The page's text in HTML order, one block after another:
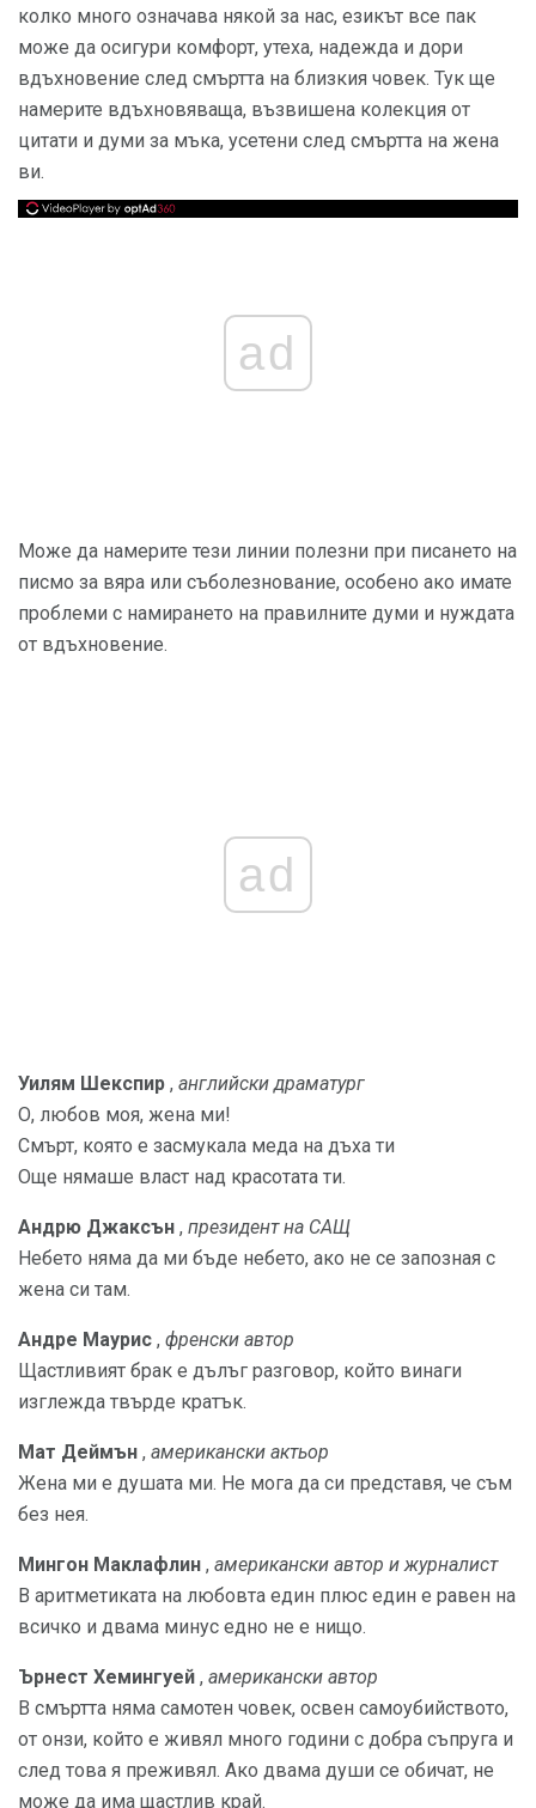
колко много означава някой за нас, езикът все пак
може да осигури комфорт, утеха, надежда и дори
вдъхновение след смъртта на близкия човек. Тук ще
намерите вдъхновяваща, възвишена колекция от
цитати и думи за мъка, усетени след смъртта на жена
ви.
ad
Може да намерите тези линии полезни при писането на
писмо за вяра или съболезнование, особено ако имате
проблеми с намирането на правилните думи и нуждата
от вдъхновение.
ad
Уилям Шекспир , английски драматург
О, любов моя, жена ми!
Смърт, която е засмукала меда на дъха ти
Още нямаше власт над красотата ти.
Андрю Джаксън , президент на САЩ
Небето няма да ми бъде небето, ако не се запозная с
жена си там.
Андре Маурис , френски автор
Щастливият брак е дълъг разговор, който винаги
изглежда твърде кратък.
Мат Деймън , американски актьор
Жена ми е душата ми. Не мога да си представя, че съм
без нея.
Мингон Маклафлин , американски автор и журналист
В аритметиката на любовта един плюс един е равен на
всичко и двама минус едно не е нищо.
Ърнест Хемингуей , американски автор
В смъртта няма самотен човек, освен самоубийството,
от онзи, който е живял много години с добра съпруга и
след това я преживял. Ако двама души се обичат, не
може да има щастлив край.